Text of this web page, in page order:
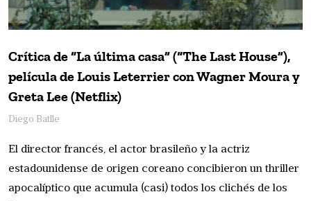
Crítica de “La última casa” (“The Last House”),
película de Louis Leterrier con Wagner Moura y
Greta Lee (Netflix)
Diego Batlle
El director francés, el actor brasileño y la actriz
estadounidense de origen coreano concibieron un thriller
apocalíptico que acumula (casi) todos los clichés de los